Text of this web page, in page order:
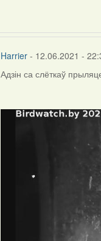
Harrier - 12.06.2021 -
Адзін са слёткаў